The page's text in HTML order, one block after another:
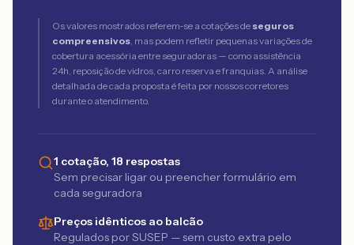
Os valores mostrados referem-se a cotações de seguros
compreensivos, mas podem refletir pequenas variações de
cobertura acessória entre seguradoras — como assistência
24h, reposição de vidros, carro reserva e franquias. A análise
detalhada de cada proposta é feita por nossos corretores
durante o atendimento.
1 cotação, 18 respostas
Sem precisar ligar ou preencher formulário em
cada seguradora
Preços idênticos ao balcão
Regulados por SUSEP — sem custo extra pelo